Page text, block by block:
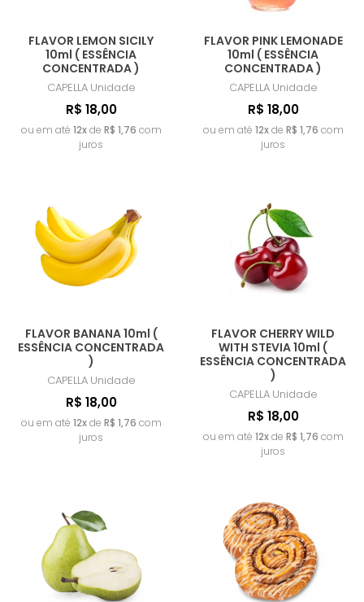
FLAVOR LEMON SICILY
10ml ( ESSÊNCIA
CONCENTRADA )
CAPELLA Unidade
R$ 18,00
ou em até 12xde R$ 1,76 com
juros
FLAVOR PINK LEMONADE
10ml ( ESSÊNCIA
CONCENTRADA )
CAPELLA Unidade
R$ 18,00
ou em até 12xde R$ 1,76 com
juros
FLAVOR BANANA 10ml (
ESSÊNCIA CONCENTRADA
)
CAPELLA Unidade
R$ 18,00
ou em até 12xde R$ 1,76 com
juros
FLAVOR CHERRY WILD
WITH STEVIA 10ml (
ESSÊNCIA CONCENTRADA
)
CAPELLA Unidade
R$ 18,00
ou em até 12xde R$ 1,76 com
juros